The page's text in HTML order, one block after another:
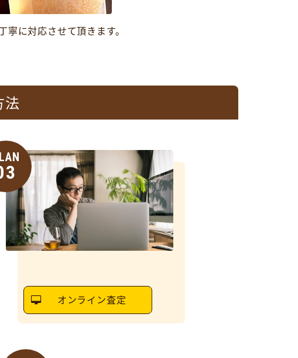
に対応させて頂きます。
法
オンライン査定